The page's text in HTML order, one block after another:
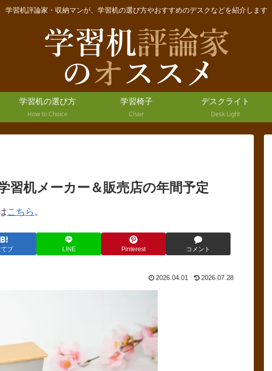
学習机評論家・収納マンが、学習机の選び方やおすすめのデスクなどを紹介します
学習机の選び方
How to Choice
学習椅子
Chair
デスクライト
Desk Light
習机メーカー＆販売店の年間予定
こちら 。
ブ LINE Pinterest コメント
2026.04.01 2026.07.28